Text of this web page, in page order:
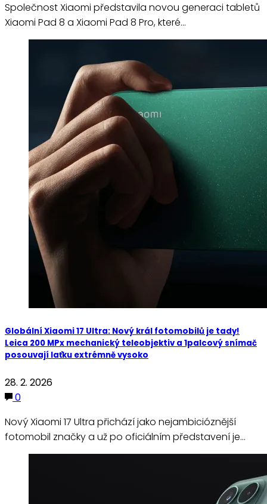
Společnost Xiaomi představila novou generaci tabletů
Xiaomi Pad 8 a Xiaomi Pad 8 Pro, které…
Globální Xiaomi 17 Ultra: Nový král fotomobilů je tady!
Leica 200 MPx mechanický teleobjektiv a 1palcový snímač
posouvají laťku extrémně vysoko
28. 2. 2026
0
Nový Xiaomi 17 Ultra přichází jako nejambicióznější
fotomobil značky a už po oficiálním představení je…